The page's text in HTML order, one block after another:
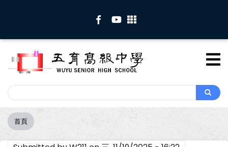
內
Search
Search
導
航
首頁